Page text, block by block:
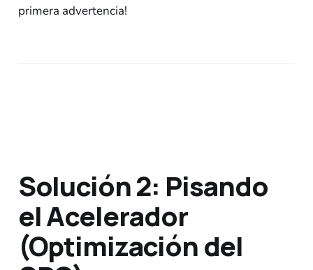
primera advertencia!
Solución 2: Pisando
el Acelerador
(Optimización del